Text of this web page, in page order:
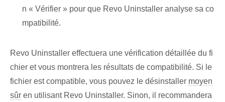
n « Vérifier » pour que Revo Uninstaller analyse sa co
mpatibilité.
Revo Uninstaller effectuera une vérification détaillée du fi
chier et vous montrera les résultats de compatibilité. Si le
fichier est compatible, vous pouvez le désinstaller moyen
sûr en utilisant Revo Uninstaller. Sinon, il recommandera